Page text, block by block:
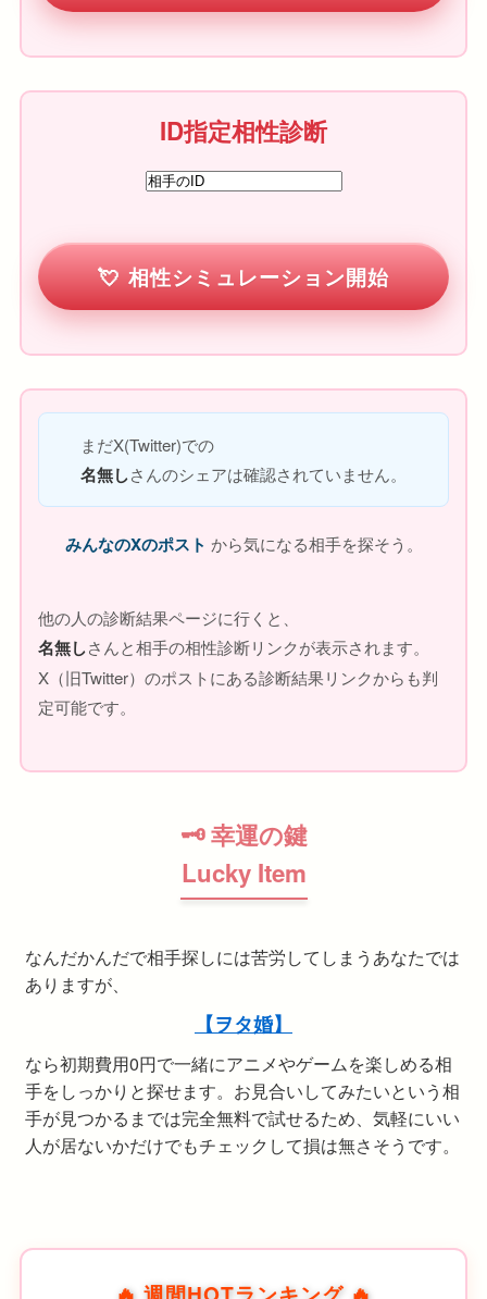
ID指定相性診断
相性シミュレーション開始
まだX(Twitter)での
名無しさんのシェアは確認されていません。
みんなのXのポスト から気になる相手を探そう。
他の人の診断結果ページに行くと、
名無しさんと相手の相性診断リンクが表示されます。
X（旧Twitter）のポストにある診断結果リンクからも判
定可能です。
🗝 幸運の鍵
Lucky Item
なんだかんだで相手探しには苦労してしまうあなたでは
ありますが、
【ヲタ婚】
なら初期費用0円で一緒にアニメやゲームを楽しめる相
手をしっかりと探せます。お見合いしてみたいという相
手が見つかるまでは完全無料で試せるため、気軽にいい
人が居ないかだけでもチェックして損は無さそうです。